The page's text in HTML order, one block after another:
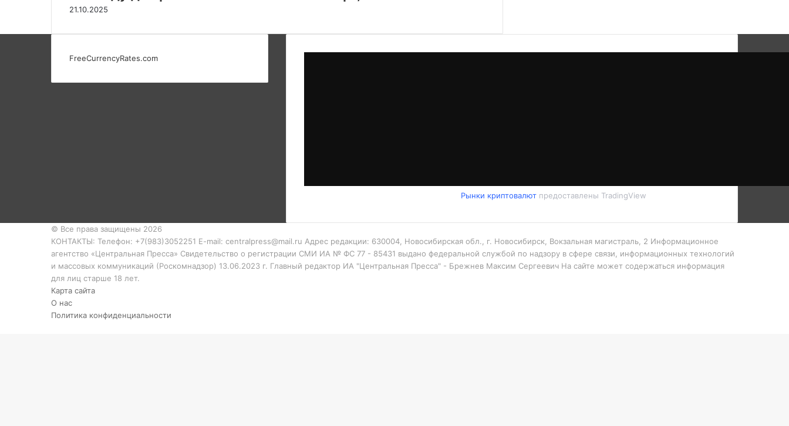
21.10.2025
FreeCurrencyRates.com
Рынки криптовалютпредоставлены TradingView
© Все права защищены 2026
КОНТАКТЫ: Телефон: +7(983)3052251 E-mail: centralpress@mail.ru Адрес редакции: 630004, Новосибирская обл., г. Новосибирск, Вокзальная магистраль, 2 Информационное
агентство «Центральная Пресса» Свидетельство о регистрации СМИ ИА № ФС 77 - 85431 выдано федеральной службой по надзору в сфере связи, информационных технологий
и массовых коммуникаций (Роскомнадзор) 13.06.2023 г. Главный редактор ИА "Центральная Пресса" - Брежнев Максим Сергеевич На сайте может содержаться информация
для лиц старше 18 лет.
Карта сайта
О нас
Политика конфиденциальности